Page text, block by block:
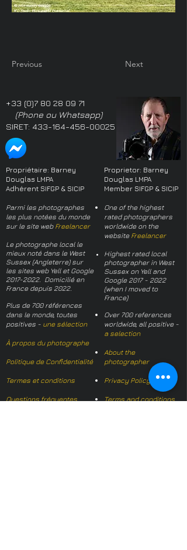
Previous Next
+33 (0)7 80 28 09 71
(Phone ou Whatsapp)
SIRET: 433-164-456-00025
Propriétaire: Barney
Douglas LMPA
Adhérent SIFGP & SICIP
Parmi les photographes
les plus notées du monde
sur le site web Freelancer
Le photographe local le
mieux noté dans le West
Sussex (Angleterre) sur
les sites web Yell et Google
2017-2022. Domicilié en
France depuis 2022.
Plus de 700 références
dans le monde, toutes
positives - une sélection
À propos du photographe
Politique de Confidentialité
Termes et conditions
Questions fréquentes
Proprietor: Barney
Douglas LMPA
Member SIFGP & SICIP
One of the highest
rated photographers
worldwide on the
website Freelancer
Highest rated local
photographer in West
Sussex on Yell and
Google 2017 - 2022
(when I moved to
France)
Over 700 references
worldwide, all positive -
a selection
About the
photographer
Privacy Policy
Terms and conditions